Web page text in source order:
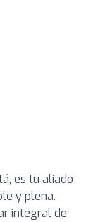
es tu aliado
y plena.
integral de